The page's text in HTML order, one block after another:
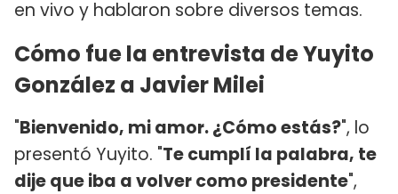
en vivo y hablaron sobre diversos temas.
Cómo fue la entrevista de Yuyito
González a Javier Milei
"Bienvenido, mi amor. ¿Cómo estás?", lo
presentó Yuyito. "Te cumplí la palabra, te
dije que iba a volver como presidente",